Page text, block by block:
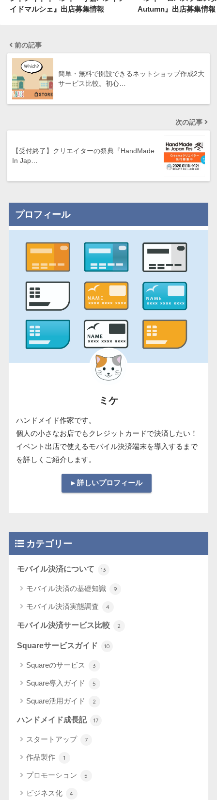
イドマルシェ』出店募集情報
Autumn』出店募集情報
前の記事
簡単・無料で開設できるネットショップ作成2大
サービス比較。初心…
次の記事
【受付終了】クリエイターの祭典『HandMade
In Jap…
プロフィール
ミケ
ハンドメイド作家です。
個人の小さなお店でもクレジットカードで決済したい！
イベント出店で使えるモバイル決済端末を導入するまで
を詳しくご紹介します。
▸ 詳しいプロフィール
カテゴリー
モバイル決済について 13
モバイル決済の基礎知識 9
モバイル決済実態調査 4
モバイル決済サービス比較 2
Squareサービスガイド 10
Squareのサービス 3
Square導入ガイド 5
Square活用ガイド 2
ハンドメイド成長記 17
スタートアップ 7
作品製作 1
プロモーション 5
ビジネス化 4